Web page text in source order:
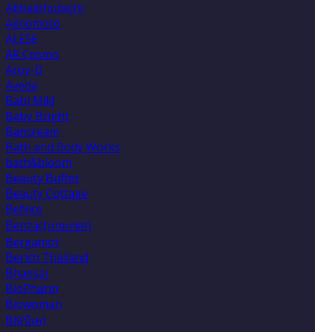
Abhaibhubejhr
Ajinomoto
ALESE
AR Cosmo
Aroy-D
Aveda
Babi Mild
Baby Bright
Bancream
Bath and Body Works
bath&bloom
Beauty Buffet
Beauty Cottage
BeNice
Benzac(เบนเเซค)
Bergamot
Berich Thailand
Bhaesaj
BioPharm
Biowoman
BK(บีเค)